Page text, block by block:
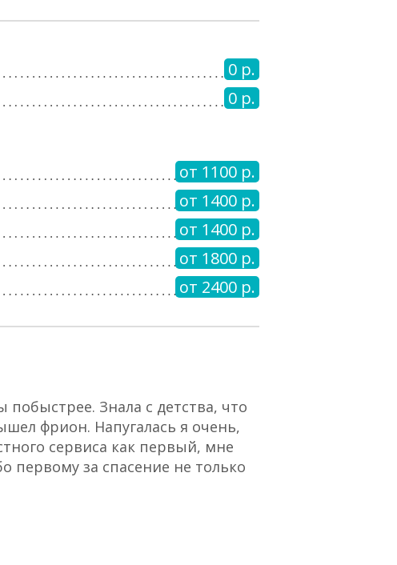
0 р.
0 р.
от 1100 р.
от 1400 р.
от 1400 р.
от 1800 р.
от 2400 р.
Знала с детства, что
фрион. Напугалась я очень,
сервиса как первый, мне
первому за спасение не только